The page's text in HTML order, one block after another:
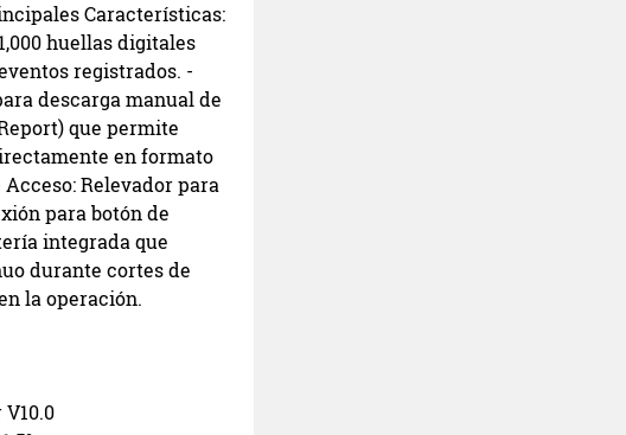
Características:
huellas digitales
registrados. -
descarga manual de
que permite
en formato
Relevador para
para botón de
integrada que
durante cortes de
la operación.